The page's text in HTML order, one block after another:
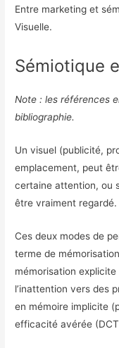
Entre marketing et
Visuelle.
Sémiotique
Note : les références
bibliographie.
Un visuel (publicité,
emplacement, peut
certaine attention, ou
être vraiment regardé.
Ces deux modes de
terme de
mémorisation
l’inattention vers des
en mémoire implicite
efficacité avérée